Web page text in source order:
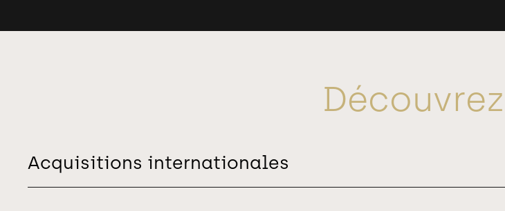
Acquisitions internationales
05